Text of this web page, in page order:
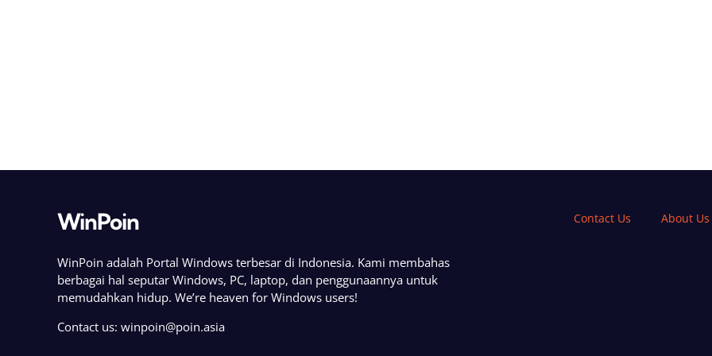
WinPoin
WinPoin adalah Portal Windows terbesar di Indonesia. Kami membahas
berbagai hal seputar Windows, PC, laptop, dan penggunaannya untuk
memudahkan hidup. We’re heaven for Windows users!
Contact us: winpoin@poin.asia
Contact Us About Us